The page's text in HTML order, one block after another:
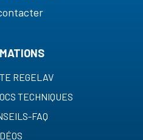
REGELAV
TECHNIQUES
FAQ